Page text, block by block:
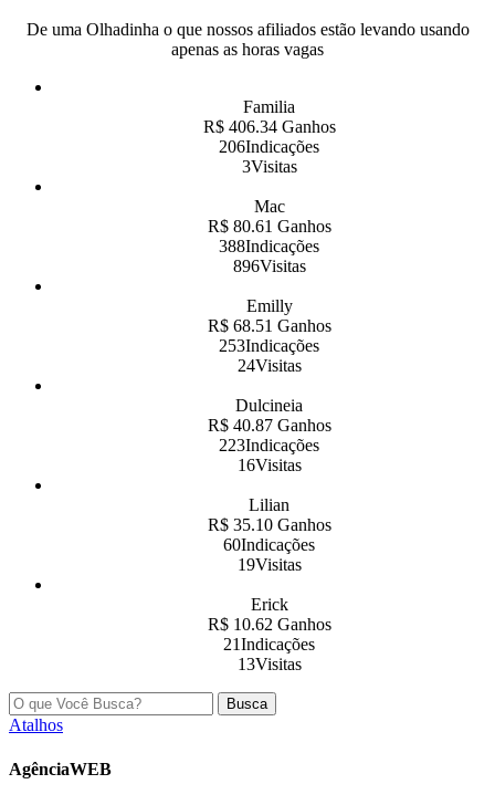
De uma Olhadinha o que nossos afiliados estão levando usando
apenas as horas vagas
Familia
R$ 406.34 Ganhos
206Indicações
3Visitas
Mac
R$ 80.61 Ganhos
388Indicações
896Visitas
Emilly
R$ 68.51 Ganhos
253Indicações
24Visitas
Dulcineia
R$ 40.87 Ganhos
223Indicações
16Visitas
Lilian
R$ 35.10 Ganhos
60Indicações
19Visitas
Erick
R$ 10.62 Ganhos
21Indicações
13Visitas
Busca
Atalhos
AgênciaWEB